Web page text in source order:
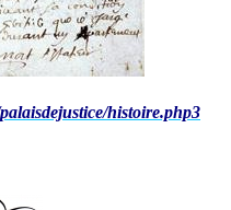
histoire.php3